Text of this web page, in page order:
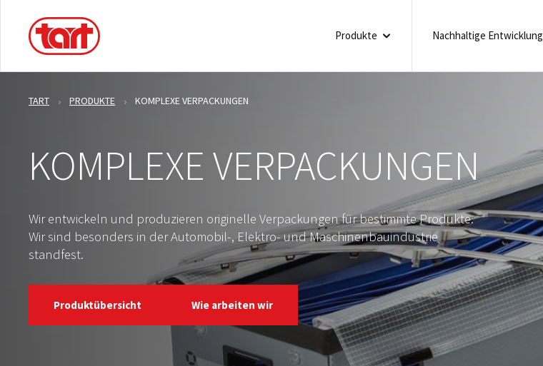
Produkte Nachhaltige Entwicklung
TART PRODUKTE KOMPLEXE VERPACKUNGEN
KOMPLEXE VERPACKUNGEN
Wir entwickeln und produzieren originelle Verpackungen für bestimmte Produkte.
Wir sind besonders in der Automobil-, Elektro- und Maschinenbauindustrie
standfest.
Produktübersicht Wie arbeiten wir